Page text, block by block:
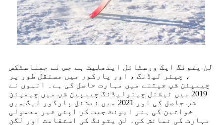
لن یتونگ ایک ورسٹائل ایتھلیٹ ہے جس نے جمناسٹکس
، چیئر لیڈنگ ، اور پارکور میں مستقل طور پر
چیمپئن شپ جیتنے میں مہارت حاصل کی ہے۔ انہوں نے
2019 میں نیشنل چیئرلیڈنگ چیمپین شپ میں چیمپئن
شپ حاصل کی اور 2021 میں نیشنل پارکور لیگ میں
خواتین کی ہنر ایونٹ جیت کر اپنی غیر معمولی
مہارت کی نمائش کی۔ لن یتونگ کی استقامت اور لگن